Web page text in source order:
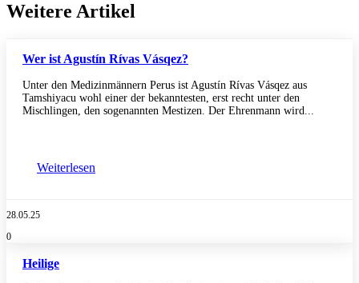
Weitere Artikel
Wer ist Agustín Rívas Vásqez?
Unter den Medizinmännern Perus ist Agustín Rívas Vásqez aus
Tamshiyacu wohl einer der bekanntesten, erst recht unter den
Mischlingen, den sogenannten Mestizen. Der Ehrenmann wird...
Weiterlesen
28.05.25
0
Heilige